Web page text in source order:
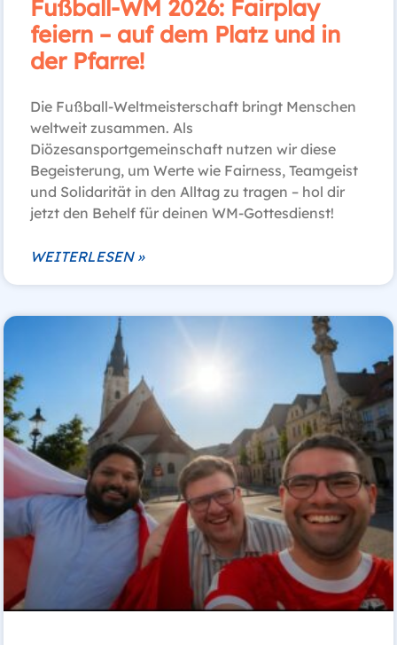
Fußball-WM 2026: Fairplay
feiern – auf dem Platz und in
der Pfarre!
Die Fußball-Weltmeisterschaft bringt Menschen
weltweit zusammen. Als
Diözesansportgemeinschaft nutzen wir diese
Begeisterung, um Werte wie Fairness, Teamgeist
und Solidarität in den Alltag zu tragen – hol dir
jetzt den Behelf für deinen WM-Gottesdienst!
WEITERLESEN »